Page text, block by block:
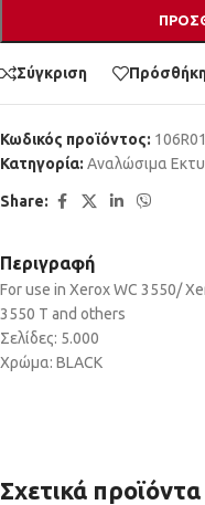
Σύγκριση
Κωδικός προϊόντος:
Κατηγορία: Αναλώσιμα
Share:
Περιγραφή
For use in Xerox WC 3550/
3550 T and others
Σελίδες: 5.000
Χρώμα: BLACK
Σχετικά προϊόντα